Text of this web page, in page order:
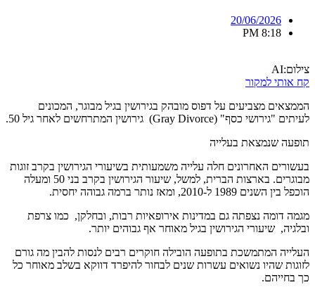
20/06/2026
8:18 PM
צילום:AI
קח אותי למקור
הממצאים מצביעים על דפוס מובהק בגירושין בגיל מבוגר, המכונים
לעיתים "גירושי כסף" (Gray Divorce) גירושין המתרחשים לאחר גיל 50.
תופעה שנמצאת בעלייה
בעשורים האחרונים חלה עלייה משמעותית בשיעורי הגירושין בקרב זוגות
מבוגרים. בארצות הברית, למשל, שיעור הגירושין בקרב בני 50 ומעלה
הוכפל בין השנים 1989 ל-2010, ומאז נותר ברמה גבוהה יחסית.
מגמה דומה נצפתה גם במדינות אירופאיות רבות, ובחלקן, כמו צרפת
ובלגיה, שיעורי הגירושין בגיל מאוחר אף גבוהים יותר.
העלייה המתמשכת בתופעה הובילה חוקרים רבים לנסות להבין מה גורם
לזוגות שהיו נשואים עשרות שנים לבחור להיפרד דווקא בשלב מאוחר כל
כך בחייהם.